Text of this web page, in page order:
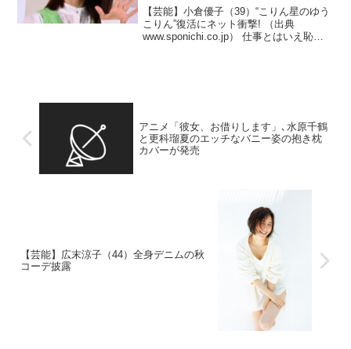
【芸能】小倉優子（39）“こりん星のゆう
こりん”復活にネット衝撃! （出典
www.sponichi.co.jp） 仕事とはいえ恥ず
アニメ「彼女、お借りします」､水原千鶴
と更科瑠夏のエッチなバニー姿の抱き枕
カバーが発売
【芸能】広末涼子（44）全身デニムの秋
コーデ披露